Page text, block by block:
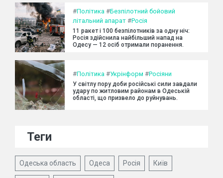
#Політика #Безпілотний бойовий
літальний апарат #Росія
11 ракет і 100 безпілотників за одну ніч:
Росія здійснила найбільший напад на
Одесу — 12 осіб отримали поранення.
#Політика #Укрінформ #Росіяни
У світлу пору доби російські сили завдали
удару по житловим районам в Одеській
області, що призвело до руйнувань.
Теги
Одеська область Одеса Росія Київ